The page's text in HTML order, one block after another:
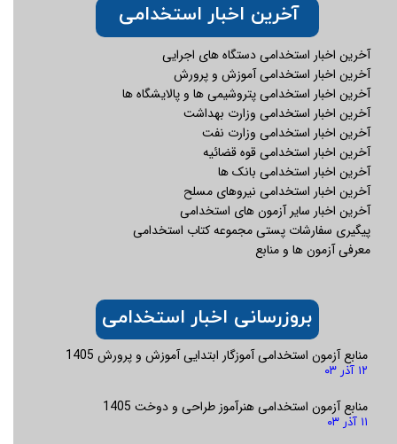
مراجعه به سایت و دریافت کارت ورود
به جلسه
۱۳۹۹/۰۳/۲۵
برگزاری آزمون کتبی
* مکان و ساعت برگزاری آزمون در کارت ورود به جلسه اعلام خواهد
شد. دریافت آگهی و دفترچه راهنمای آزمون استخدامی شرکت‌های
پتروشیمی «هنگام و آپادانا خلیج فارس»
تبصره ۱ : برای نیازمندیهای نیروی انسانی در مقطع کاردانی،
صرفاً متقاضیان بومی استان بوشهر و شهرستانهای پارسیان،
لامرد و مهر (طبق تعریف بومی ذکرشده در بند ج) مجاز به ثبت
نام میباشند.
تبصره ۲ : برای دارندگان مدارک تحصیلی دانشگاهی از
تهران، صنعتی اصفهان، صنعتی خواجه نصیرالدین طوسی،
علامه طباطبایی، تربیت مدرس، شهید بهشتی، فردوسی مشهد،
شیراز، تبریز و نفت یک نمره تقلیل در حداقل معدل کل، مورد
پذیرش میباشد.
تبصره ۳ :متقاضیان شرکت در آزمون استخدامی برای رشته
شغلی آتشنشان راننده ملزم به ارایه گواهینامه رانندگی پایه یک
آخرین اخبار استخدامی دستگاه های اجرایی
آخرین اخبار استخدامی آموزش و پرورش
آخرین اخبار استخدامی پتروشیمی ها و پالایشگاه ها
آخرین اخبار استخدامی وزارت بهداشت
آخرین اخبار استخدامی وزارت نفت
آخرین اخبار استخدامی قوه قضائیه
آخرین اخبار استخدامی بانک ها
آخرین اخبار استخدامی نیروهای مسلح
آخرین اخبار سایر آزمون های استخدامی
پیگیری سفارشات پستی مجموعه کتاب استخدامی
معرفی آزمون ها و منابع
منابع آزمون استخدامی آموزگار ابتدایی آموزش و پرورش 1405
۱۲ آذر ۰۳
منابع آزمون استخدامی هنرآموز طراحی و دوخت 1405
۱۱ آذر ۰۳
بروزرسانی اخبار استخدامی
آخرین اخبار استخدامی